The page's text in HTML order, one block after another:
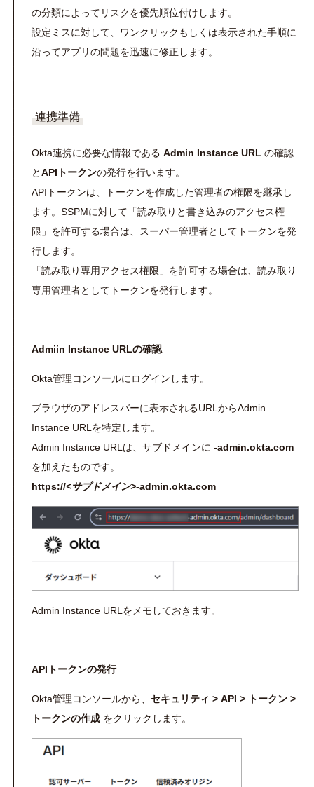
の分類によってリスクを優先順位付けします。
設定ミスに対して、ワンクリックもしくは表示された手順に
沿ってアプリの問題を迅速に修正します。
連携準備
Okta連携に必要な情報である Admin Instance URL の確認
とAPIトークンの発行を行います。
APIトークンは、トークンを作成した管理者の権限を継承し
ます。SSPMに対して「読み取りと書き込みのアクセス権
限」を許可する場合は、スーパー管理者としてトークンを発
行します。
「読み取り専用アクセス権限」を許可する場合は、読み取り
専用管理者としてトークンを発行します。
Admiin Instance URLの確認
Okta管理コンソールにログインします。
ブラウザのアドレスバーに表示されるURLからAdmin
Instance URLを特定します。
Admin Instance URLは、サブドメインに -admin.okta.com
を加えたものです。
https://<サブドメイン>-admin.okta.com
Admin Instance URL をメモしておきます。
APIトークンの発行
Okta管理コンソールから、 セキュリティ > API > トークン >
トークンの作成 をクリックします。